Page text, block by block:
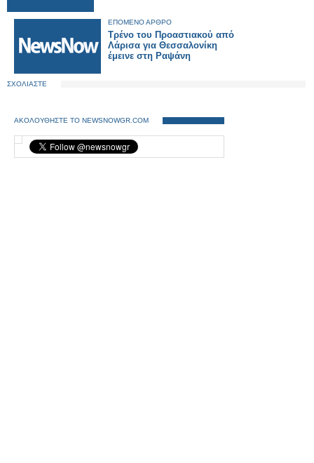
ΕΠΟΜΕΝΟ ΑΡΘΡΟ
Τρένο του Προαστιακού από
Λάρισα για Θεσσαλονίκη
έμεινε στη Ραψάνη
ΣΧΟΛΙΑΣΤΕ
ΑΚΟΛΟΥΘΗΣΤΕ ΤΟ NEWSNOWGR.COM